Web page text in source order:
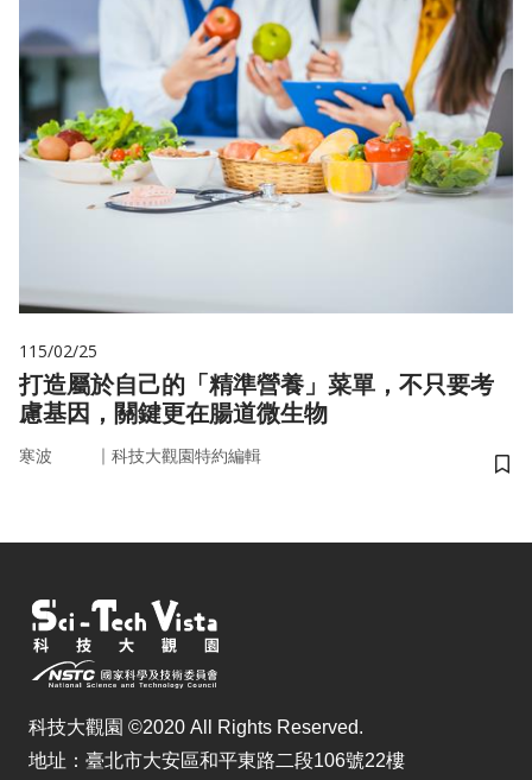
115/02/25
打造屬於自己的「精準營養」菜單，不只要考
慮基因，關鍵更在腸道微生物
寒波 ｜ 科技大觀園特約編輯
儲
科技大觀園 ©2020 All Rights Reserved.
地址：臺北市大安區和平東路二段106號22樓